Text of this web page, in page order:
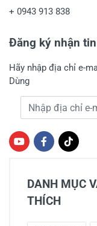
+ 0943 913 838
Đăng ký nhận
Hãy nhập địa chỉ e-
Dùng
Địa chỉ e-mail
DANH MỤC
THÍCH